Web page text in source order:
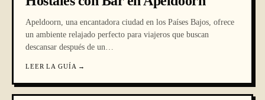
Apeldoorn, una encantadora ciudad en los Países Bajos, ofrece
un ambiente relajado perfecto para viajeros que buscan
descansar después de un…
LEER LA GUÍA →